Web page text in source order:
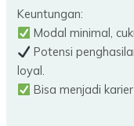
Keuntungan:
Modal minimal,
Potensi
loyal.
Bisa menjadi